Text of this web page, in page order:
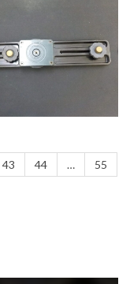
リー カメラ・レンズ
43 44 … 55